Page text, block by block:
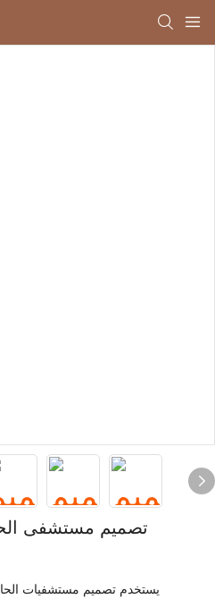
تصميم مستشفى
يستخدم تصميم مستشفيات